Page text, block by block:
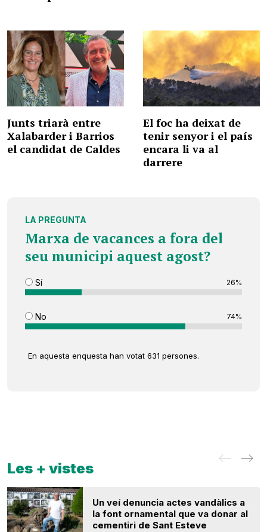
Junts triarà entre
Xalabarder i Barrios
el candidat de Caldes
El foc ha deixat de
tenir senyor i el país
encara li va al
darrere
LA PREGUNTA
Marxa de vacances a fora del
seu municipi aquest agost?
Sí 26%
No 74%
En aquesta enquesta han votat 631 persones.
Les + vistes
Un veí denuncia actes vandàlics a
la font ornamental que va donar al
cementiri de Sant Esteve